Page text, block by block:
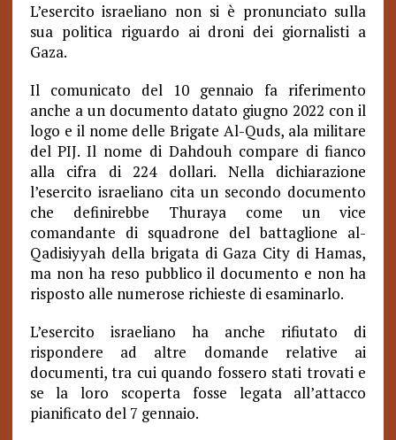
L’esercito israeliano non si è pronunciato sulla
sua politica riguardo ai droni dei giornalisti a
Gaza.
Il comunicato del 10 gennaio fa riferimento
anche a un documento datato giugno 2022 con il
logo e il nome delle Brigate Al-Quds, ala militare
del PIJ. Il nome di Dahdouh compare di fianco
alla cifra di 224 dollari. Nella dichiarazione
l’esercito israeliano cita un secondo documento
che definirebbe Thuraya come un vice
comandante di squadrone del battaglione al-
Qadisiyyah della brigata di Gaza City di Hamas,
ma non ha reso pubblico il documento e non ha
risposto alle numerose richieste di esaminarlo.
L’esercito israeliano ha anche rifiutato di
rispondere ad altre domande relative ai
documenti, tra cui quando fossero stati trovati e
se la loro scoperta fosse legata all’attacco
pianificato del 7 gennaio.